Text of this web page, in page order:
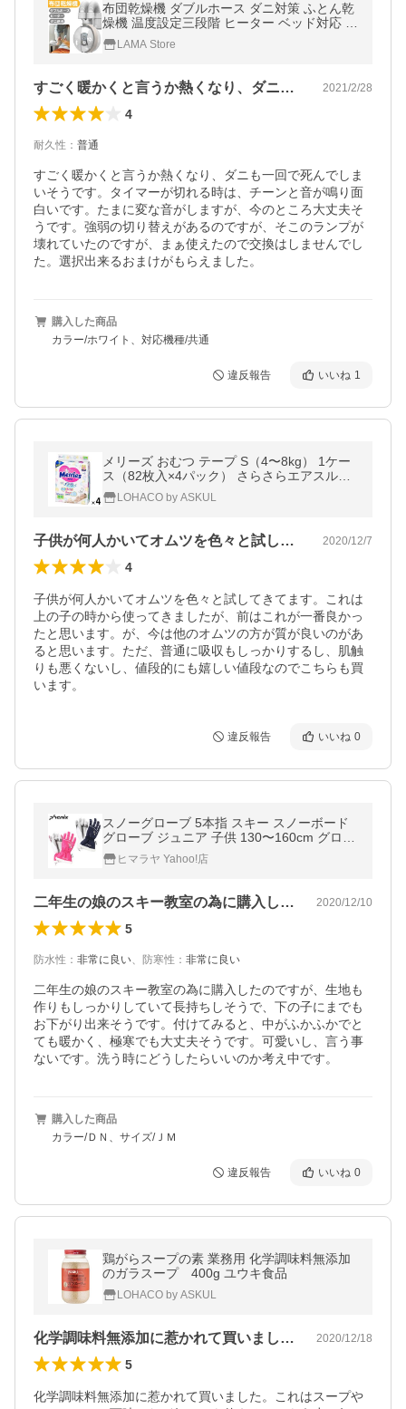
布団乾燥機 ダブルホース ダニ対策 ふとん乾
燥機 温度設定三段階 ヒーター ベッド対応 ダ
ニ 靴乾燥機 くつ乾燥機 布団乾燥 衣類乾燥
靴乾燥 梅雨対策 湿気
LAMA Store
すごく暖かくと言うか熱くなり、ダニも一… 2021/2/28
4
耐久性 ： 普通
すごく暖かくと言うか熱くなり、ダニも一回で死んでしま
いそうです。タイマーが切れる時は、チーンと音が鳴り面
白いです。たまに変な音がしますが、今のところ大丈夫そ
うです。強弱の切り替えがあるのですが、そこのランプが
壊れていたのですが、まぁ使えたので交換はしませんでし
た。選択出来るおまけがもらえました。
購入した商品
カラー/ホワイト、対応機種/共通
違反報告 いいね 1
メリーズ おむつ テープ S（4〜8kg） 1ケー
ス（82枚入×4パック） さらさらエアスルー
花王LOHACO by ASKUL
子供が何人かいてオムツを色々と試してき… 2020/12/7
4
子供が何人かいてオムツを色々と試してきてます。これは
上の子の時から使ってきましたが、前はこれが一番良かっ
たと思います。が、今は他のオムツの方が質が良いのがあ
ると思います。ただ、普通に吸収もしっかりするし、肌触
りも悪くないし、値段的にも嬉しい値段なのでこちらも買
います。
違反報告 いいね 0
スノーグローブ 5本指 スキー スノーボード
グローブ ジュニア 子供 130〜160cm グロー
ブ PS9H8GL91 雪遊び 防寒 手袋 Phenix フ
ェニックス
ヒマラヤ Yahoo!店
二年生の娘のスキー教室の為に購入したの… 2020/12/10
5
防水性 ： 非常に良い、 防寒性 ： 非常に良い
二年生の娘のスキー教室の為に購入したのですが、生地も
作りもしっかりしていて長持ちしそうで、下の子にまでも
お下がり出来そうです。付けてみると、中がふかふかでと
ても暖かく、極寒でも大丈夫そうです。可愛いし、言う事
ないです。洗う時にどうしたらいいのか考え中です。
購入した商品
カラー/ＤＮ、サイズ/ＪＭ
違反報告 いいね 0
鶏がらスープの素 業務用 化学調味料無添加
のガラスープ 400g ユウキ食品
LOHACO by ASKUL
化学調味料無添加に惹かれて買いました。… 2020/12/18
5
化学調味料無添加に惹かれて買いました。これはスープや